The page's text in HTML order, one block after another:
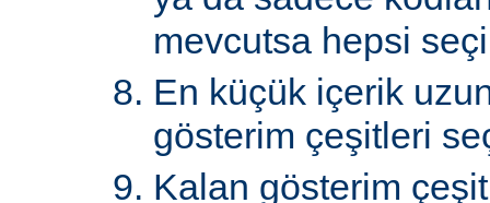
mevcutsa hepsi
En küçük içerik
gösterim çeşitleri
Kalan gösterim